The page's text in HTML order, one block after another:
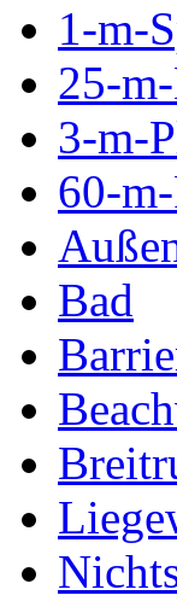
1-m-
25-
3-m-
60-
Bad